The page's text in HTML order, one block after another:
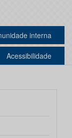
interna
Acessibilidade